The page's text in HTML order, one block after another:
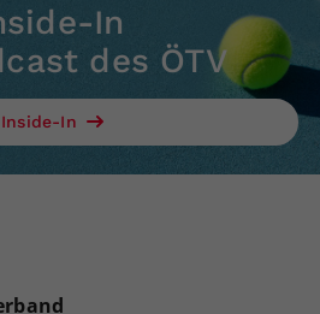
In
des ÖTV
Inside-In